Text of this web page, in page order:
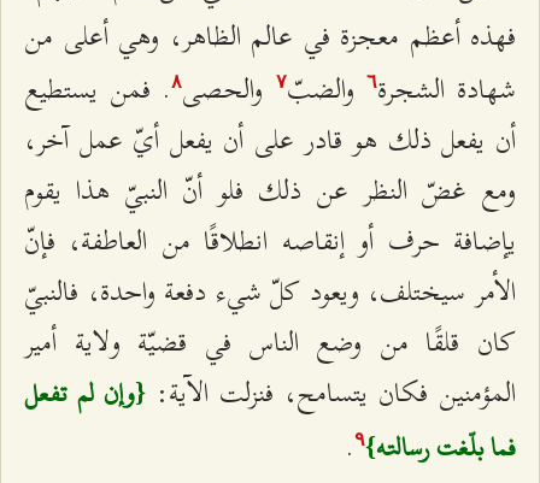
فهذه أعظم معجزة في عالم الظاهر، وهي أعلى من
شهادة الشجرة٦ والضبّ۷ والحصى۸. فمن يستطيع
أن يفعل ذلك هو قادر على أن يفعل أيّ عمل آخر،
ومع غضّ النظر عن ذلك فلو أنّ النبيّ هذا يقوم
يإضافة حرف أو إنقاصه انطلاقًا من العاطفة، فإنّ
الأمر سيختلف، ويعود كلّ شيء دفعة واحدة، فالنبيّ
كان قلقًا من وضع الناس في قضيّة ولاية أمير
المؤمنين فكان يتسامح، فنزلت الآية: {وإن لم تفعل
فما بلّغت رسالته}٩.